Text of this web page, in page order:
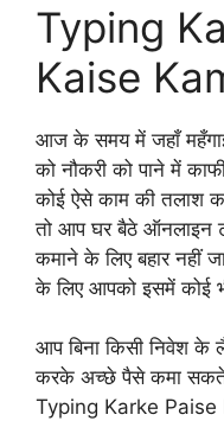
Typing
Kaise
आज के समय में जहाँ महँगाई
को नौकरी को पाने में
कोई ऐसे काम की तलाश
तो आप घर बैठे ऑनलाइन
कमाने के लिए बहार नहीं
के लिए आपको इसमें कोई
आप बिना किसी निवेश के
करके अच्छे पैसे कमा
Typing Karke Paise